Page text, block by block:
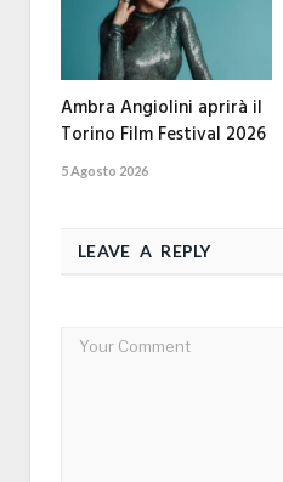
Ambra Angiolini aprirà il
Torino Film Festival 2026
5 Agosto 2026
LEAVE A REPLY